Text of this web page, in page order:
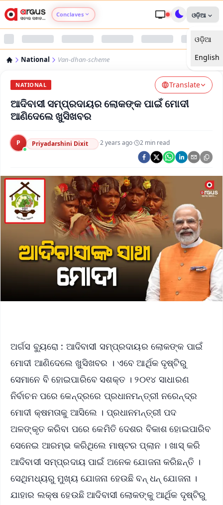
Conclaves
Argus Health Connect
Argus Swaad Odisha
ଓଡ଼ିଆ
ଓଡ଼ିଆ
English
National Van-dhan-scheme
NATIONAL Translate
ଆଦିବାସୀ ସମ୍ପ୍ରଦାୟର ଲୋକଙ୍କ ପାଇଁ ମୋଦୀ
ଆଣିଦେଲେ ଖୁସିଖବର
P Priyadarshini Dixit ·2 years ago· 2 min read
ଅର୍ଗସ ବ୍ୟୁରୋ : ଆଦିବାସୀ ସମ୍ପ୍ରଦାୟର ଲୋକଙ୍କ ପାଇଁ
ମୋଦୀ ଆଣିଦେଲେ ଖୁସିଖବର । ଏବେ ଆର୍ଥିକ ଦୃଷ୍ଟିରୁ
ସେମାନେ ବି ହୋଇପାରିବେ ସଶକ୍ତ । ୨୦୧୪ ସାଧାରଣ
ନିର୍ବାଚନ ପରେ କେନ୍ଦ୍ରରେ ପ୍ରଧାନମନ୍ତ୍ରୀ ନରେନ୍ଦ୍ର
ମୋଦୀ କ୍ଷମତାକୁ ଆସିଲେ । ପ୍ରଧାନମନ୍ତ୍ରୀ ପଦ
ଅଳଙ୍କୃତ କରିବା ପରେ କେମିତି ଦେଶର ବିକାଶ ହୋଇପାରିବ
ସେନେଇ ଆରମ୍ଭ କରିଥିଲେ ମାଷ୍ଟର ପ୍ଲାନ । ଖାସ୍‌ କରି
ଆଦିବାସୀ ସମ୍ପ୍ରଦାୟ ପାଇଁ ଅନେକ ଯୋଜନା କରିଛନ୍ତି ।
ସେଥିମଧ୍ୟରୁ ମୁଖ୍ୟ ଯୋଜନା ହେଉଛି ବନ୍ ଧନ୍ ଯୋଜନା ।
ଯାହାର ଲକ୍ଷ ହେଉଛି ଆଦିବାସୀ ଲୋକଙ୍କୁ ଆର୍ଥିକ ଦୃଷ୍ଟିରୁ